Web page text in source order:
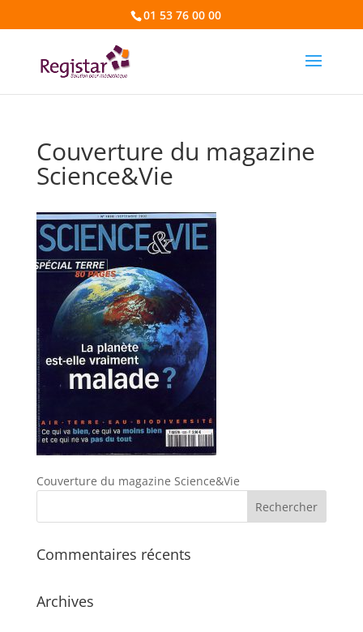
01 53 76 00 00
Couverture du magazine
Science&Vie
Couverture du magazine Science&Vie
Commentaires récents
Archives